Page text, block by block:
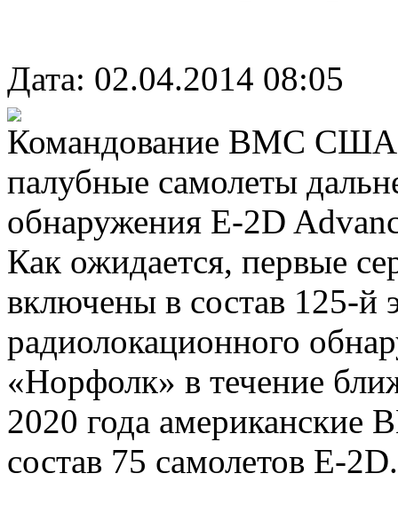
Дата: 02.04.2014 08:05
Командование ВМС США
палубные самолеты
обнаружения E-2D
Как ожидается, первые
включены в состав 125-й
радиолокационного
«Норфолк» в течение
2020 года американские
состав 75 самолетов E-2D.